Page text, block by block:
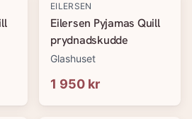
EILERSEN
Eilersen Pyjamas Quill
prydnadskudde
Glashuset
1 950 kr